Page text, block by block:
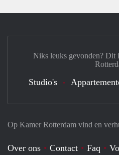
Op Kamer Rotterdam vind en
Over ons Contact Faq
Niks leuks gevonden? Dit
Studio's